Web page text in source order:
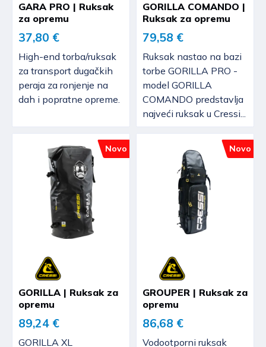
GARA PRO | Ruksak
za opremu
37,80 €
High-end torba/ruksak
za transport dugačkih
peraja za ronjenje na
dah i popratne opreme.
GORILLA COMANDO |
Ruksak za opremu
79,58 €
Ruksak nastao na bazi
torbe GORILLA PRO -
model GORILLA
COMANDO predstavlja
najveći ruksak u Cressi...
Novo
GORILLA | Ruksak za
opremu
89,24 €
GORILLA XL
Novo
GROUPER | Ruksak za
opremu
86,68 €
Vodootporni ruksak